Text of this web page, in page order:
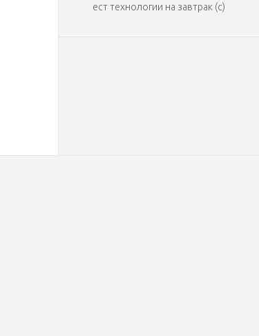
ест технологии на завтрак (с)